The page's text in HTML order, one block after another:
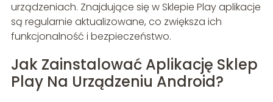
urządzeniach. Znajdujące się w Sklepie Play aplikacje
są regularnie aktualizowane, co zwiększa ich
funkcjonalność i bezpieczeństwo.
Jak Zainstalować Aplikację Sklep
Play Na Urządzeniu Android?